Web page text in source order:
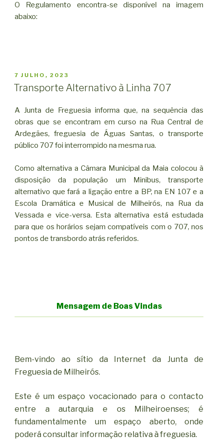
O Regulamento encontra-se disponível na imagem
abaixo:
PUBLICADO
EM
7 JULHO, 2023
Transporte Alternativo à Linha 707
A Junta de Freguesia informa que, na sequência das
obras que se encontram em curso na Rua Central de
Ardegães, freguesia de Águas Santas, o transporte
público 707 foi interrompido na mesma rua.
Como alternativa a Câmara Municipal da Maia colocou à
disposição da população um Minibus, transporte
alternativo que fará a ligação entre a BP, na EN 107 e a
Escola Dramática e Musical de Milheirós, na Rua da
Vessada e vice-versa. Esta alternativa está estudada
para que os horários sejam compatíveis com o 707, nos
pontos de transbordo atrás referidos.
Mensagem de Boas Vindas
Bem-vindo ao sítio da Internet da Junta de
Freguesia de Milheirós.
Este é um espaço vocacionado para o contacto
entre a autarquia e os Milheiroenses; é
fundamentalmente um espaço aberto, onde
poderá consultar informação relativa à freguesia.